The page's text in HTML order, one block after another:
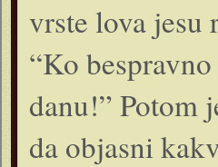
vrste lova
“Ko
danu!” Potom
da objasni